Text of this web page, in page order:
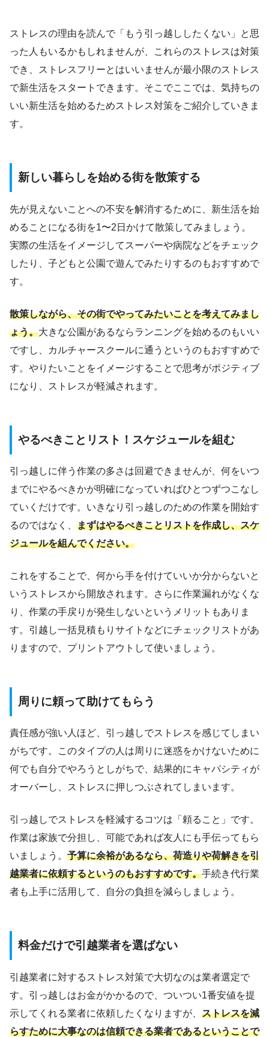
ストレスの理由を読んで「もう引っ越ししたくない」と思
った人もいるかもしれませんが、これらのストレスは対策
でき、ストレスフリーとはいいませんが最小限のストレス
で新生活をスタートできます。そこでここでは、気持ちの
いい新生活を始めるためストレス対策をご紹介していきま
す。
新しい暮らしを始める街を散策する
先が見えないことへの不安を解消するために、新生活を始
めることになる街を1〜2日かけて散策してみましょう。
実際の生活をイメージしてスーパーや病院などをチェック
したり、子どもと公園で遊んでみたりするのもおすすめで
す。
散策しながら、その街でやってみたいことを考えてみまし
ょう。大きな公園があるならランニングを始めるのもいい
ですし、カルチャースクールに通うというのもおすすめで
す。やりたいことをイメージすることで思考がポジティブ
になり、ストレスが軽減されます。
やるべきことリスト！スケジュールを組む
引っ越しに伴う作業の多さは回避できませんが、何をいつ
までにやるべきかが明確になっていればひとつずつこなし
ていくだけです。いきなり引っ越しのための作業を開始す
るのではなく、 まずはやるべきことリストを作成し、スケ
ジュールを組んでください。
これをすることで、何から手を付けていいか分からないと
いうストレスから開放されます。さらに作業漏れがなくな
り、作業の手戻りが発生しないというメリットもありま
す。引越し一括見積もりサイトなどにチェックリストがあ
りますので、プリントアウトして使いましょう。
周りに頼って助けてもらう
責任感が強い人ほど、引っ越しでストレスを感じてしまい
がちです。このタイプの人は周りに迷惑をかけないために
何でも自分でやろうとしがちで、結果的にキャパシティが
オーバーし、ストレスに押しつぶされてしまいます。
引っ越しでストレスを軽減するコツは「頼ること」です。
作業は家族で分担し、可能であれば友人にも手伝ってもら
いましょう。 予算に余裕があるなら、荷造りや荷解きを引
越業者に依頼するというのもおすすめです。手続き代行業
者も上手に活用して、自分の負担を減らしましょう。
料金だけで引越業者を選ばない
引越業者に対するストレス対策で大切なのは業者選定で
す。引っ越しはお金がかかるので、ついつい1番安値を提
示してくれる業者に依頼したくなりますが、 ストレスを減
らすために大事なのは信頼できる業者であるということで